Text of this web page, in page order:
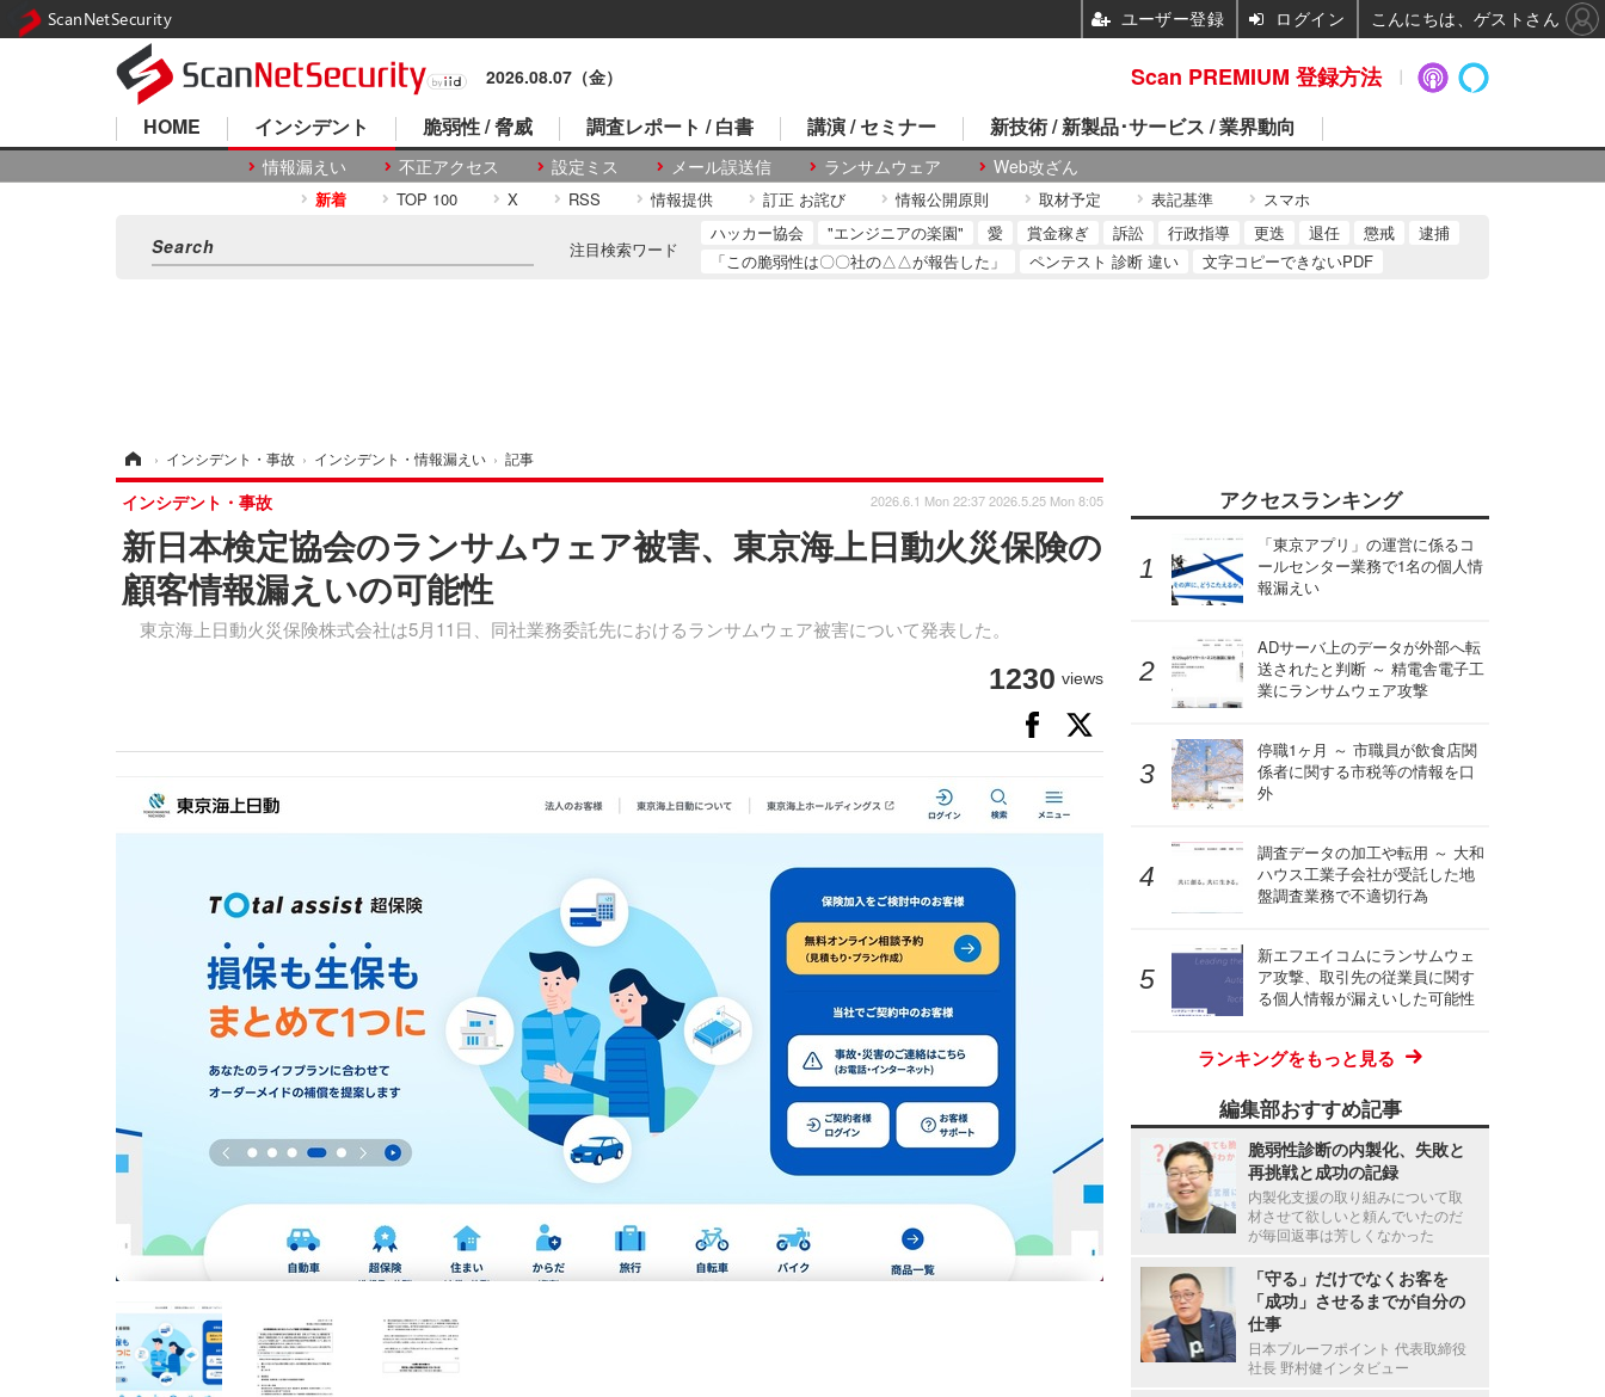
2026.08.07（金）
HOME インシデント
情報漏えい 不正アクセス 設定ミス メール誤送信 ランサムウェア Web改ざん
脆弱性 / 脅威 調査レポート / 白書 講演 / セミナー 新技術 / 新製品･サービス / 業界動向
新着 TOP 100 X RSS 情報提供 訂正 お詫び 情報公開原則 取材予定 表記基準 スマホ
注目検索ワード
ハッカー協会 "エンジニアの楽園" 愛 賞金稼ぎ 訴訟 行政指導 更迭 退任 懲戒
逮捕
「この脆弱性は〇〇社の△△が報告した」
ペンテスト 診断 違い 文字コピーできないPDF
› インシデント・事故 › インシデント・情報漏えい › 記事
新日本検定協会のランサムウェア被害、東京海上日動火災保険の
顧客情報漏えいの可能性
東京海上日動火災保険株式会社は5月11日、同社業務委託先におけるランサムウェア被害について発表した。
インシデント・事故 2026.6.1 Mon 22:37 2026.5.25 Mon 8:05
1230 views
アクセスランキング
「東京アプリ」の運営に係るコ
ールセンター業務で1名の個人情
報漏えい
ADサーバ上のデータが外部へ転
送されたと判断 ～ 精電舎電子工
業にランサムウェア攻撃
停職1ヶ月 ～ 市職員が飲食店関
係者に関する市税等の情報を口
外
調査データの加工や転用 ～ 大和
ハウス工業子会社が受託した地
盤調査業務で不適切行為
新エフエイコムにランサムウェ
ア攻撃、取引先の従業員に関す
る個人情報が漏えいした可能性
ランキングをもっと見る
編集部おすすめ記事
脆弱性診断の内製化、失敗と
再挑戦と成功の記録
内製化支援の取り組みについて取
材させて欲しいと頼んでいたのだ
が毎回返事は芳しくなかった
「守る」だけでなくお客を
「成功」させるまでが自分の
仕事
日本プルーフポイント 代表取締役
社長 野村健インタビュー
Scan PREMIUM 登録方法
ScanNetSecurity ユーザー登録 ログイン こんにちは、ゲストさん